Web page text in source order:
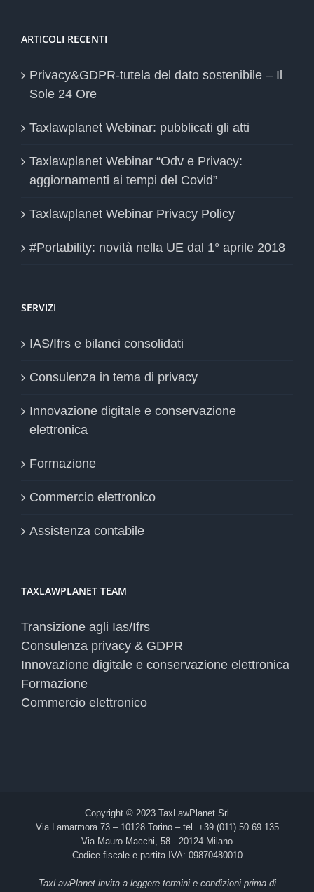
ARTICOLI RECENTI
Privacy&GDPR-tutela del dato sostenibile – Il
Sole 24 Ore
Taxlawplanet Webinar: pubblicati gli atti
Taxlawplanet Webinar “Odv e Privacy:
aggiornamenti ai tempi del Covid”
Taxlawplanet Webinar Privacy Policy
#Portability: novità nella UE dal 1° aprile 2018
SERVIZI
IAS/Ifrs e bilanci consolidati
Consulenza in tema di privacy
Innovazione digitale e conservazione
elettronica
Formazione
Commercio elettronico
Assistenza contabile
TAXLAWPLANET TEAM
Transizione agli Ias/Ifrs
Consulenza privacy & GDPR
Innovazione digitale e conservazione elettronica
Formazione
Commercio elettronico
Copyright © 2023 TaxLawPlanet Srl
Via Lamarmora 73 – 10128 Torino – tel. +39 (011) 50.69.135
Via Mauro Macchi, 58 - 20124 Milano
Codice fiscale e partita IVA: 09870480010
TaxLawPlanet invita a leggere termini e condizioni prima di